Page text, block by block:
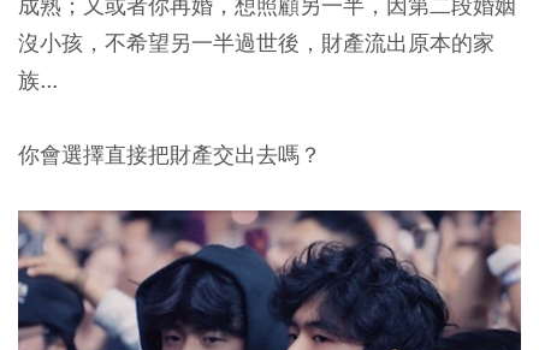
沒小孩，不希望另一半過世後，財產流出原本的家
族...
你會選擇直接把財產交出去嗎？